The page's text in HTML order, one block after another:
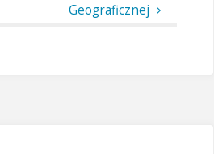
Geograficznej